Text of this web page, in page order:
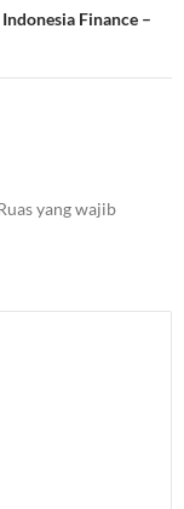
Finance –
yang wajib